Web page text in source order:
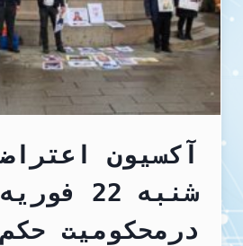
آکسیون
درمحکومیت